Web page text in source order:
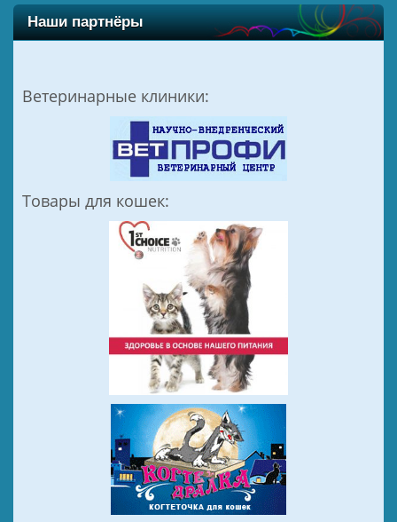
Наши партнёры
Ветеринарные клиники:
Товары для кошек: